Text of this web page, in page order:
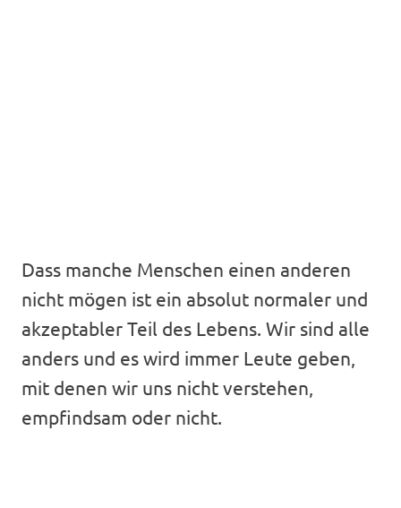
Dass manche Menschen einen anderen
nicht mögen ist ein absolut normaler und
akzeptabler Teil des Lebens. Wir sind alle
anders und es wird immer Leute geben,
mit denen wir uns nicht verstehen,
empfindsam oder nicht.